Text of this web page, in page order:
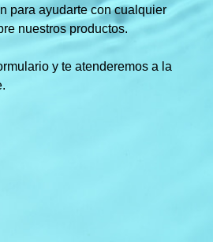
para ayudarte con cualquier
nuestros productos.
y te atenderemos a la